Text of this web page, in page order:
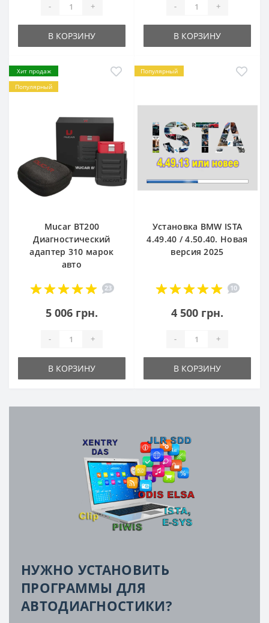
- +
В КОРЗИНУ
- +
В КОРЗИНУ
Хит продаж
Популярный
Mucar BT200
Диагностический
адаптер 310 марок
авто
23
5 006 грн.
- +
В КОРЗИНУ
Популярный
Установка BMW ISTA
4.49.40 / 4.50.40. Новая
версия 2025
10
4 500 грн.
- +
В КОРЗИНУ
НУЖНО УСТАНОВИТЬ
ПРОГРАММЫ ДЛЯ
АВТОДИАГНОСТИКИ?